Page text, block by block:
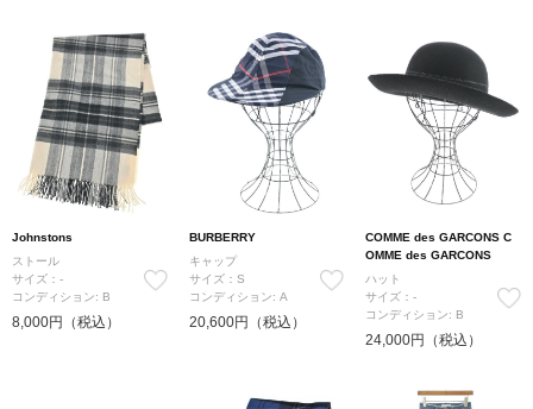
Johnstons
ストール
サイズ：-
コンディション: B
8,000円（税込）
BURBERRY
キャップ
サイズ：S
コンディション: A
20,600円（税込）
COMME des GARCONS C
OMME des GARCONS
ハット
サイズ：-
コンディション: B
24,000円（税込）